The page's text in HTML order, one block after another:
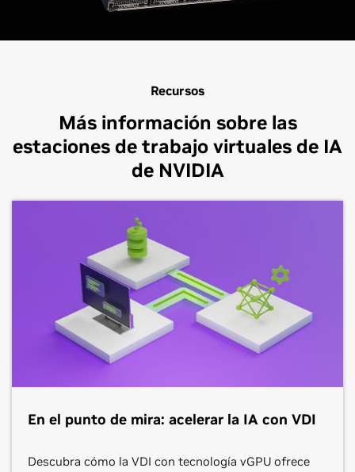
Recursos
Más información sobre las
estaciones de trabajo virtuales de IA
de NVIDIA
En el punto de mira: acelerar la IA con VDI
Descubra cómo la VDI con tecnología vGPU ofrece